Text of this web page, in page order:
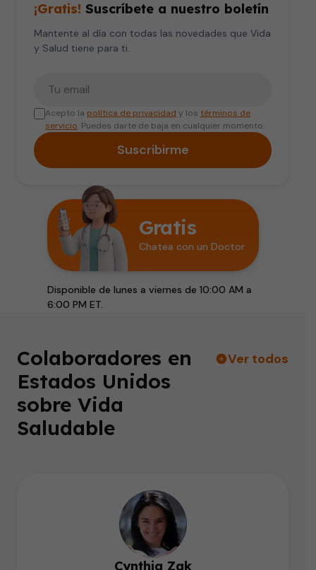
¡Gratis! Suscríbete a nuestro boletín
Mantente al día con todas las novedades que Vida
y Salud tiene para ti.
Acepto la política de privacidad y los términos de
servicio. Puedes darte de baja en cualquier momento.
Suscribirme
Gratis
Chatea con un Doctor
Disponible de lunes a viernes de 10:00 AM a
6:00 PM ET.
Colaboradores en
Estados Unidos
sobre Vida
Saludable
Ver todos
Cynthia Zak